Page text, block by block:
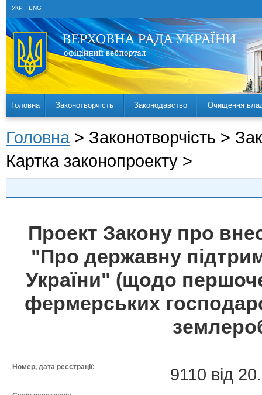
УКР ENG
Головна Законотворчість Законодавство Очищення
Головна > Законотворчість >
Картка законопроекту >
Проект Закону про
"Про державну
України" (щодо
фермерських
Номер, дата реєстрації: 9110 від